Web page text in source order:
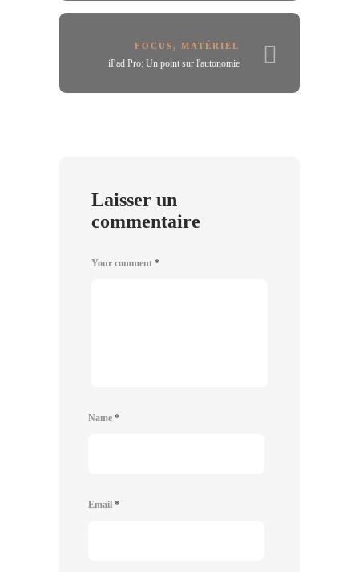
FOCUS, MATÉRIEL
iPad Pro: Un point sur l'autonomie
Laisser un
commentaire
Your comment *
Name *
Email *